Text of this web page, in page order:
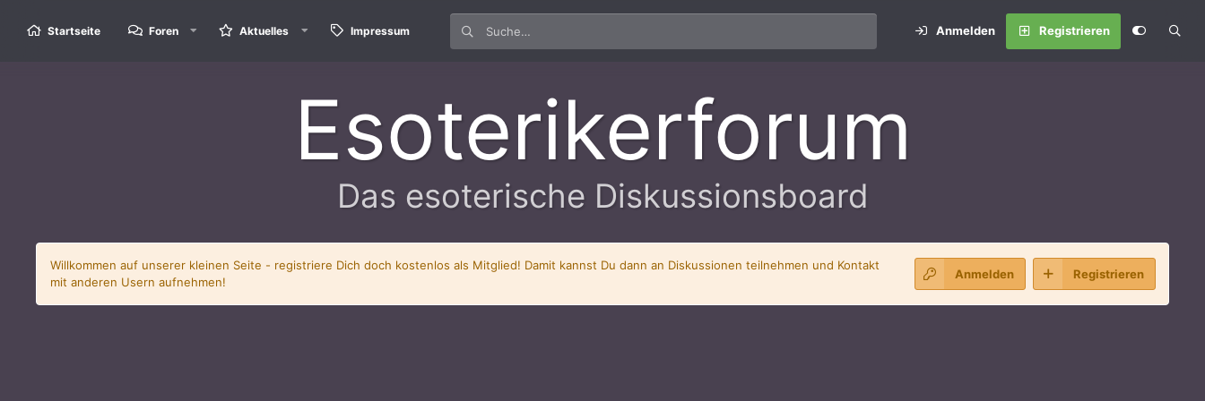
Startseite Foren Aktuelles Impressum Anmelden Registrieren
Esoterikerforum
Das esoterische Diskussionsboard
Willkommen auf unserer kleinen Seite - registriere Dich doch kostenlos als Mitglied! Damit kannst Du dann an Diskussionen teilnehmen und Kontakt
mit anderen Usern aufnehmen!
Anmelden Registrieren